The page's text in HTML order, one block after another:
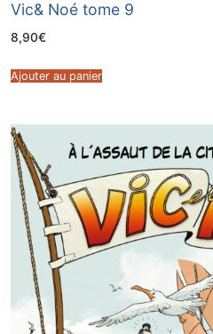
Vic& Noé tome 9
8,90€
Ajouter au panier